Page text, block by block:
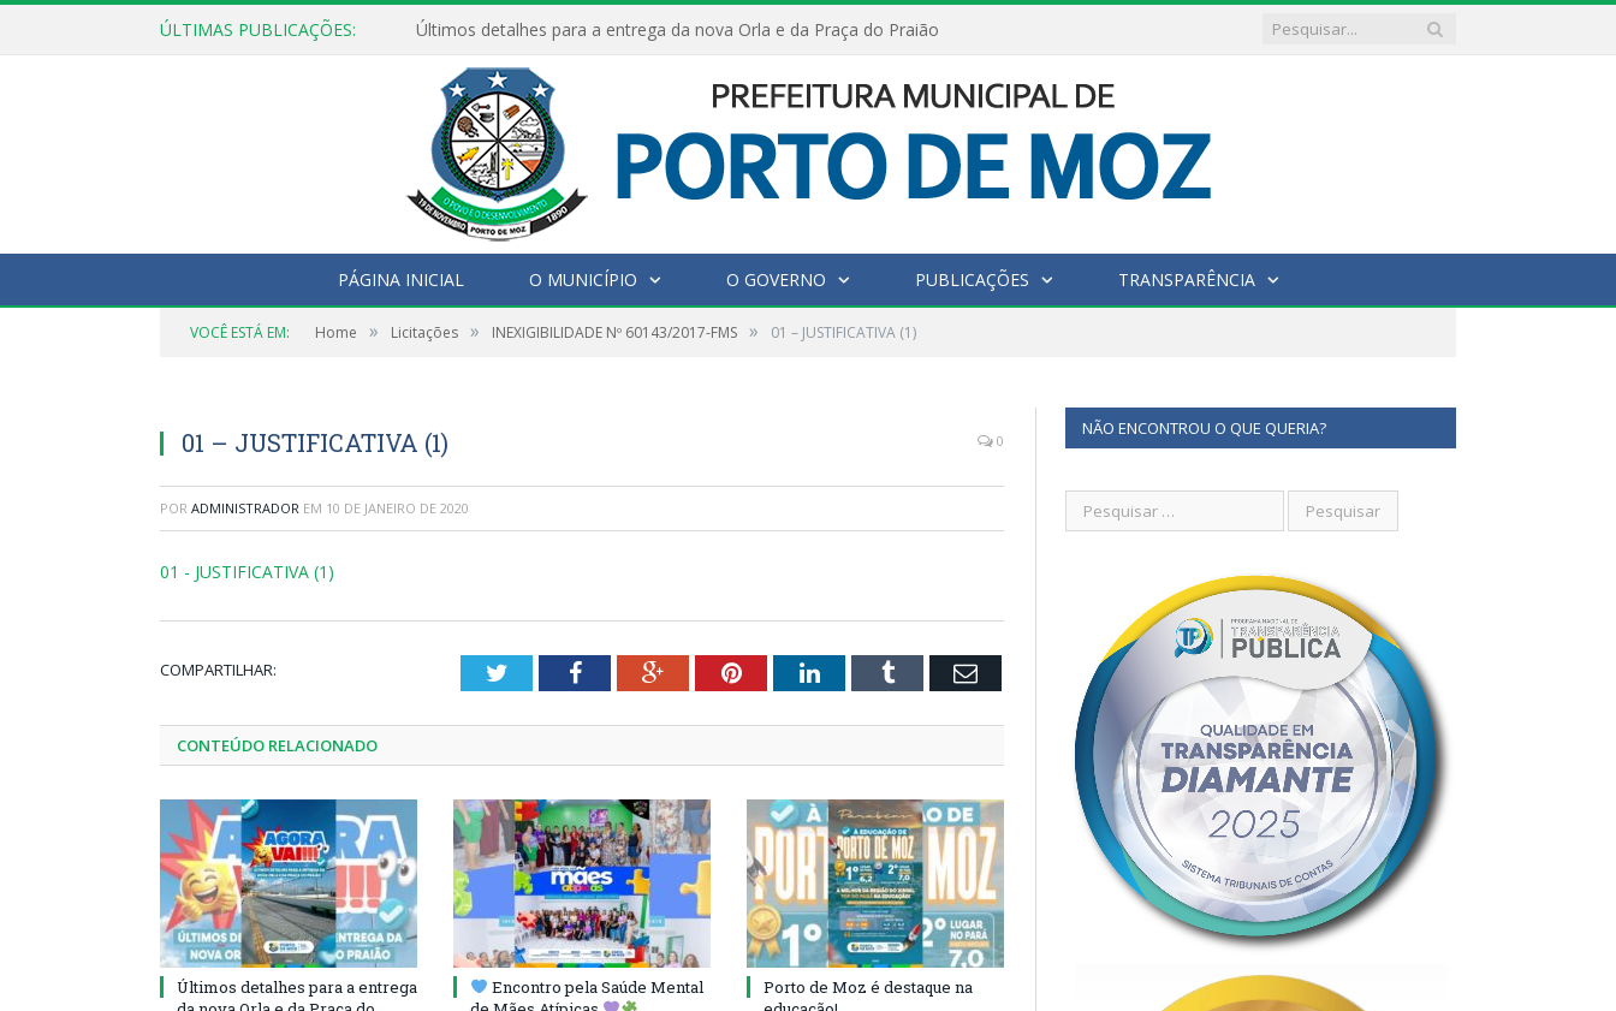
ÚLTIMAS PUBLICAÇÕES: Últimos detalhes para a entrega da nova Orla e da Praça do Praião
PÁGINA INICIAL O MUNICÍPIO O GOVERNO PUBLICAÇÕES TRANSPARÊNCIA
VOCÊ ESTÁ EM: Home » Licitações » INEXIGIBILIDADE Nº 60143/2017-FMS » 01 – JUSTIFICATIVA (1)
01 – JUSTIFICATIVA (1) 0
POR ADMINISTRADOR EM 10 DE JANEIRO DE 2020
01 - JUSTIFICATIVA (1)
COMPARTILHAR: TwitterFacebookGoogle+PinterestLinkedInTumblr Email
CONTEÚDO RELACIONADO
Últimos detalhes para a entrega
Encontro pela Saúde Mental
Porto de Moz é destaque na
NÃO ENCONTROU O QUE QUERIA?